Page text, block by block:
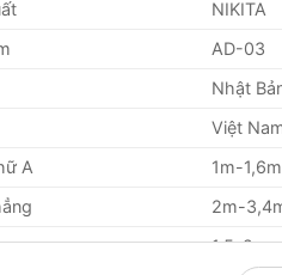
NIKITA
AD-03
Nhật
Việt
A
1m-1,6m
2m-
1.5-